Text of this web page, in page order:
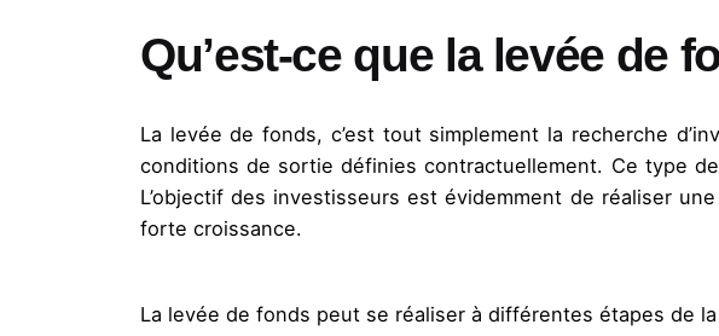
Qu’est-ce que la levée de
La levée de fonds, c’est tout simplement la recherche
conditions de sortie définies contractuellement. Ce type
L’objectif des investisseurs est évidemment de réaliser
forte croissance.
La levée de fonds peut se réaliser à différentes étapes de la